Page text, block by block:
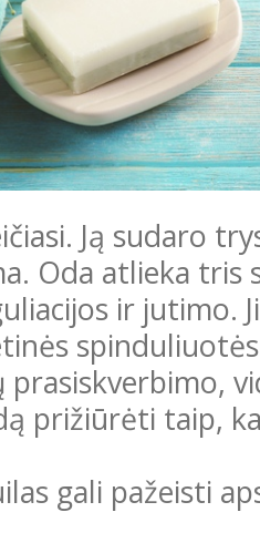
Ją sudaro
Oda atlieka tris
ir jutimo.
prasiskverbimo,
prižiūrėti taip,
gali pažeisti